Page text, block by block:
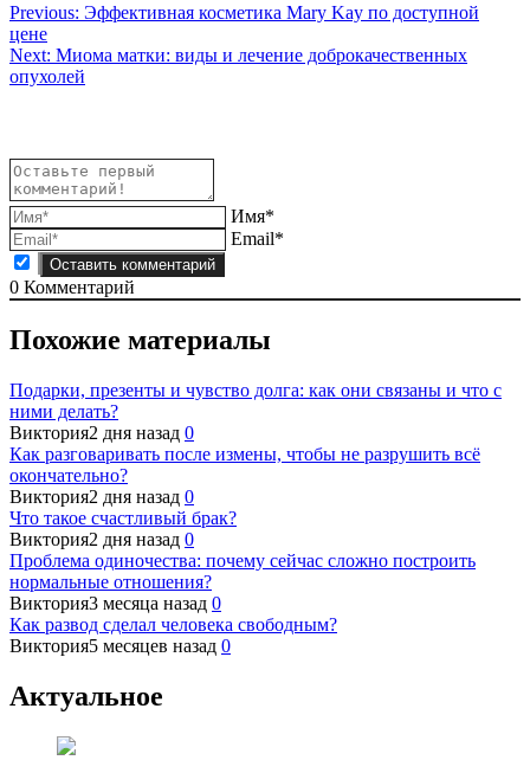
Навигация
по
записям
Previous: Эффективная косметика Mary Kay по доступной
цене
Next: Миома матки: виды и лечение доброкачественных
опухолей
Имя*
Email*
0 Комментарий
Похожие материалы
Подарки, презенты и чувство долга: как они связаны и что с
ними делать?
Виктория2 дня назад 0
Как разговаривать после измены, чтобы не разрушить всё
окончательно?
Виктория2 дня назад 0
Что такое счастливый брак?
Виктория2 дня назад 0
Проблема одиночества: почему сейчас сложно построить
нормальные отношения?
Виктория3 месяца назад 0
Как развод сделал человека свободным?
Виктория5 месяцев назад 0
Актуальное